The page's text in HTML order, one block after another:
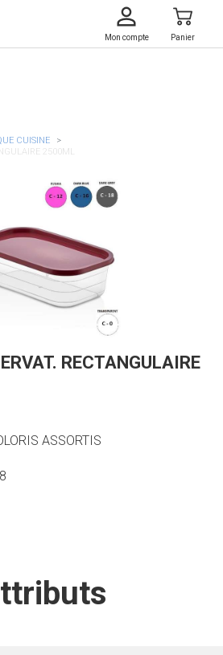
Mon compte Panier
CUISINE
2500ML
RECTANGULAIRE
ASSORTIS